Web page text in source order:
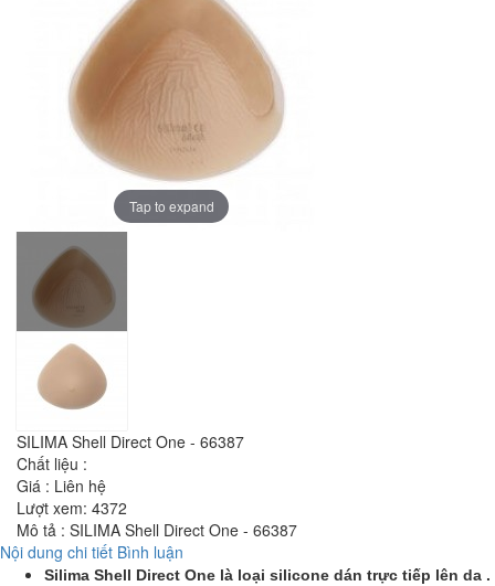
Tap to expand
SILIMA Shell Direct One - 66387
Chất liệu :
Giá : Liên hệ
Lượt xem: 4372
Mô tả : SILIMA Shell Direct One - 66387
Nội dung chi tiết Bình luận
Silima Shell Direct One là loại silicone dán trực tiếp lên da .